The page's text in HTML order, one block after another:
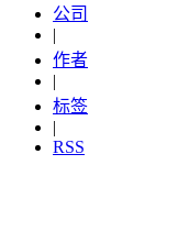
公司
|
作者
|
标签
|
RSS